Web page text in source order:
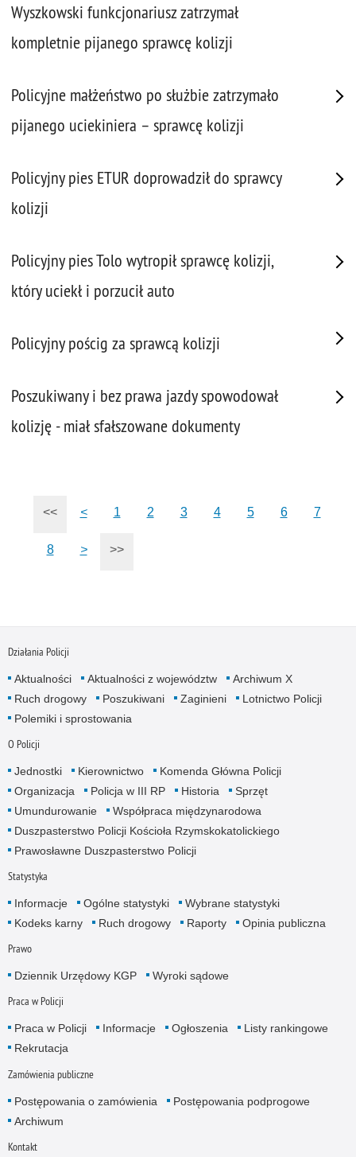
Wyszkowski funkcjonariusz zatrzymał
kompletnie pijanego sprawcę kolizji
Policyjne małżeństwo po służbie zatrzymało
pijanego uciekiniera – sprawcę kolizji
Policyjny pies ETUR doprowadził do sprawcy
kolizji
Policyjny pies Tolo wytropił sprawcę kolizji,
który uciekł i porzucił auto
Policyjny pościg za sprawcą kolizji
Poszukiwany i bez prawa jazdy spowodował
kolizję - miał sfałszowane dokumenty
<< < 1 2 3 4 5 6 7
8 > >>
Działania Policji
Aktualności Aktualności z województw
Archiwum X
Ruch drogowy
Poszukiwani Zaginieni
Lotnictwo Policji
Polemiki i sprostowania
O Policji
Jednostki Kierownictwo
Komenda Główna Policji
Organizacja
Policja w III RP Historia
Sprzęt
Umundurowanie
Współpraca międzynarodowa
Duszpasterstwo Policji Kościoła Rzymskokatolickiego
Prawosławne Duszpasterstwo Policji
Statystyka
Informacje Ogólne statystyki
Wybrane statystyki
Kodeks karny
Ruch drogowy Raporty Opinia publiczna
Prawo
Dziennik Urzędowy KGP Wyroki sądowe
Praca w Policji
Praca w Policji Informacje Ogłoszenia
Listy rankingowe
Rekrutacja
Zamówienia publiczne
Postępowania o zamówienia
Postępowania podprogowe
Archiwum
Kontakt